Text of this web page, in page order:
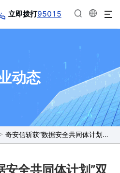
立即拨打95015
动态
奇安信斩获“数据安全共同体计划”双料大奖！
安全共同体计划”双